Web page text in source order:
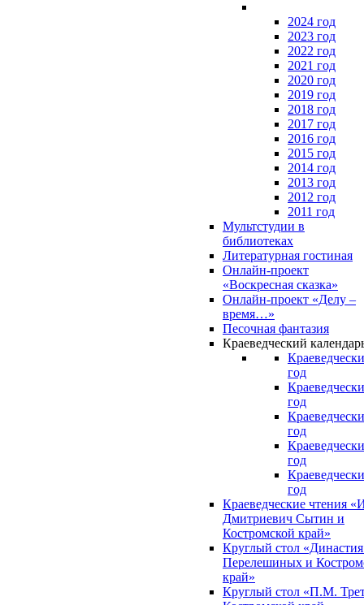
2024 год
2023 год
2022 год
2021 год
2020 год
2019 год
2018 год
2017 год
2016 год
2015 год
2014 год
2013 год
2012 год
2011 год
Мультстудии в
библиотеках
Литературная гостиная
Онлайн-проект
«Воскресная сказка»
Онлайн-проект «Делу –
время…»
Песочная фантазия
Краеведческий
год
год
год
год
год
Краеведческие чтения
Дмитриевич Сытин и
Костромской край»
Круглый стол
Перелешиных и
край»
Круглый стол «П.М.